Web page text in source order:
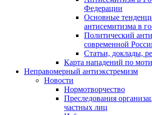
Федерации
Основные
антисемитизма в
Политический
современной
Статьи, доклады,
Карта нападений по
Неправомерный антиэкстремизм
Новости
Нормотворчество
Преследования
частных лиц